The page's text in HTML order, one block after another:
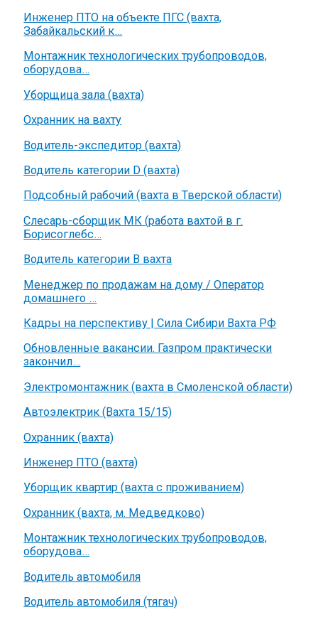
Инженер ПТО на объекте ПГС (вахта,
Забайкальский к…
Монтажник технологических трубопроводов,
оборудова…
Уборщица зала (вахта)
Охранник на вахту
Водитель-экспедитор (вахта)
Водитель категории D (вахта)
Подсобный рабочий (вахта в Тверской области)
Слесарь-сборщик МК (работа вахтой в г.
Борисоглебс…
Водитель категории B вахта
Менеджер по продажам на дому / Оператор
домашнего …
Кадры на перспективу | Сила Сибири Вахта РФ
Обновленные вакансии. Газпром практически
закончил…
Электромонтажник (вахта в Смоленской области)
Автоэлектрик (Вахта 15/15)
Охранник (вахта)
Инженер ПТО (вахта)
Уборщик квартир (вахта с проживанием)
Охранник (вахта, м. Медведково)
Монтажник технологических трубопроводов,
оборудова…
Водитель автомобиля
Водитель автомобиля (тягач)